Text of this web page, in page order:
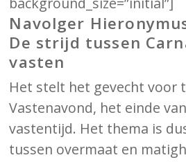
Navolger
De strijd tussen
vasten
Het stelt het gevecht voor
Vastenavond, het einde
vastentijd. Het thema is
tussen overmaat en